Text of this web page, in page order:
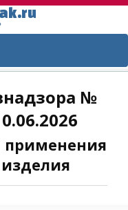
№
применения